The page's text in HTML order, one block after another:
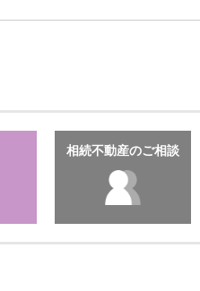
相続不動産のご相談